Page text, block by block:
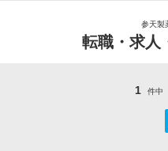
参天製
転職・求人
1 件中